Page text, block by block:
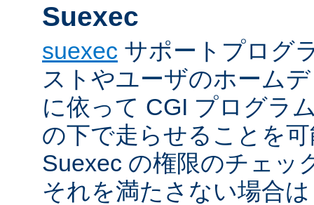
Suexec
suexec サポートプログ
ストやユーザのホーム
に依って CGI プログラ
の下で走らせることを
Suexec の権限のチェッ
それを満たさない場合